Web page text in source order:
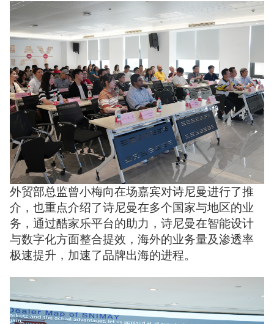
外贸部总监曾小梅向在场嘉宾对诗尼曼进行了推
介，也重点介绍了诗尼曼在多个国家与地区的业
务，通过酷家乐平台的助力，诗尼曼在智能设计
与数字化方面整合提效，海外的业务量及渗透率
极速提升，加速了品牌出海的进程。